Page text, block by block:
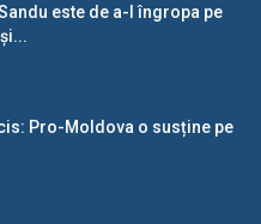
este de a-l îngropa pe
Pro-Moldova o susține pe